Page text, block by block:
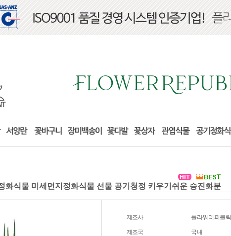
화식물 미세먼지정화식물 선물 공기청정 키우기쉬운 승진화분
제조사 플라워리퍼블릭
제조국 국내